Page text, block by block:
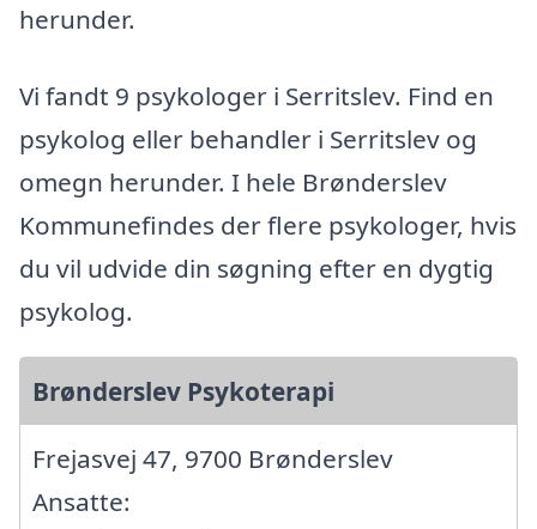
herunder.
Vi fandt 9 psykologer i Serritslev. Find en
psykolog eller behandler i Serritslev og
omegn herunder. I hele Brønderslev
Kommunefindes der flere psykologer, hvis
du vil udvide din søgning efter en dygtig
psykolog.
Brønderslev Psykoterapi
Frejasvej 47, 9700 Brønderslev
Ansatte: